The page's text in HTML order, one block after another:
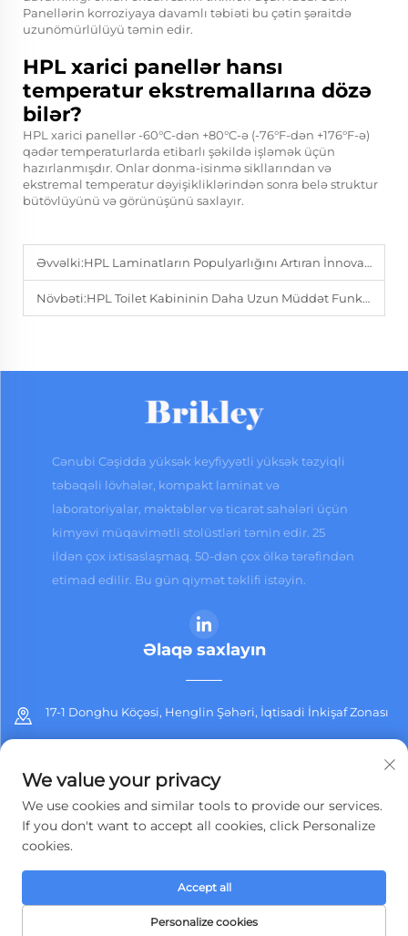
Panellərin korroziyaya davamlı təbiəti bu çətin şəraitdə
uzunömürlülüyü təmin edir.
HPL xarici panellər hansı
temperatur ekstremallarına dözə
bilər?
HPL xarici panellər -60°C-dən +80°C-ə (-76°F-dən +176°F-ə)
qədər temperaturlarda etibarlı şəkildə işləmək üçün
hazırlanmışdır. Onlar donma-isinmə sikllarından və
ekstremal temperatur dəyişikliklərindən sonra belə struktur
bütövlüyünü və görünüşünü saxlayır.
Əvvəlki:HPL Laminatların Populyarlığını Artıran İnnovasiyalar Nələrdir?
Növbəti:HPL Toilet Kabininin Daha Uzun Müddət Funksional Qalmasını Təmin Edən Təmir Praktikaları Hansılardır?
Cənubi Cəşidda yüksək keyfiyyətli yüksək təzyiqli
təbəqəli lövhələr, kompakt laminat və
laboratoriyalar, məktəblər və ticarət sahələri üçün
kimyəvi müqavimətli stolüstləri təmin edir. 25
ildən çox ixtisaslaşmaq. 50-dən çox ölkə tərəfindən
etimad edilir. Bu gün qiymət təklifi istəyin.
Əlaqə saxlayın
17-1 Donghu Köçəsi, Henglin Şəhəri, İqtisadi İnkişaf Zonası
[email protected]
Müəllif hüquqları © 2025 Jiangsu Jiashida Dekorativ Materiallar
Co.,Ltd. Bütün hüquqlar qorunur.
We value your privacy
We use cookies and similar tools to provide our services.
If you don't want to accept all cookies, click Personalize
cookies.
Personalize cookies
Accept all